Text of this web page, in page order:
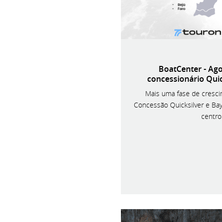
BoatCenter -
concessionário
Mais uma fase de
Concessão Quicksilver e